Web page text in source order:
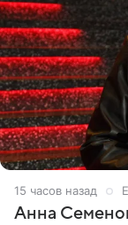
15 часов назад
Анна